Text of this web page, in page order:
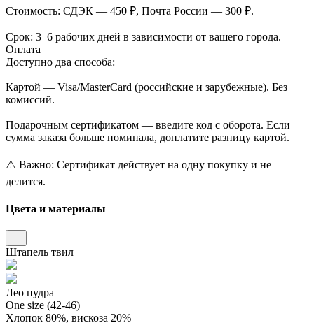
Стоимость: СДЭК — 450 ₽, Почта России — 300 ₽.
Срок: 3–6 рабочих дней в зависимости от вашего города.
Оплата
Доступно два способа:
Картой — Visa/MasterCard (российские и зарубежные). Без
комиссий.
Подарочным сертификатом — введите код с оборота. Если
сумма заказа больше номинала, доплатите разницу картой.
⚠️ Важно: Сертификат действует на одну покупку и не
делится.
Цвета и материалы
Штапель твил
Лео пудра
One size (42-46)
Хлопок 80%, вискоза 20%